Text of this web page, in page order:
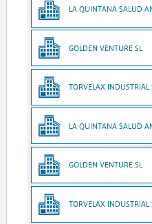
LA QUINTANA SALUD
GOLDEN VENTURE SL
TORVELAX INDUSTRIAL
LA QUINTANA SALUD
GOLDEN VENTURE SL
TORVELAX INDUSTRIAL